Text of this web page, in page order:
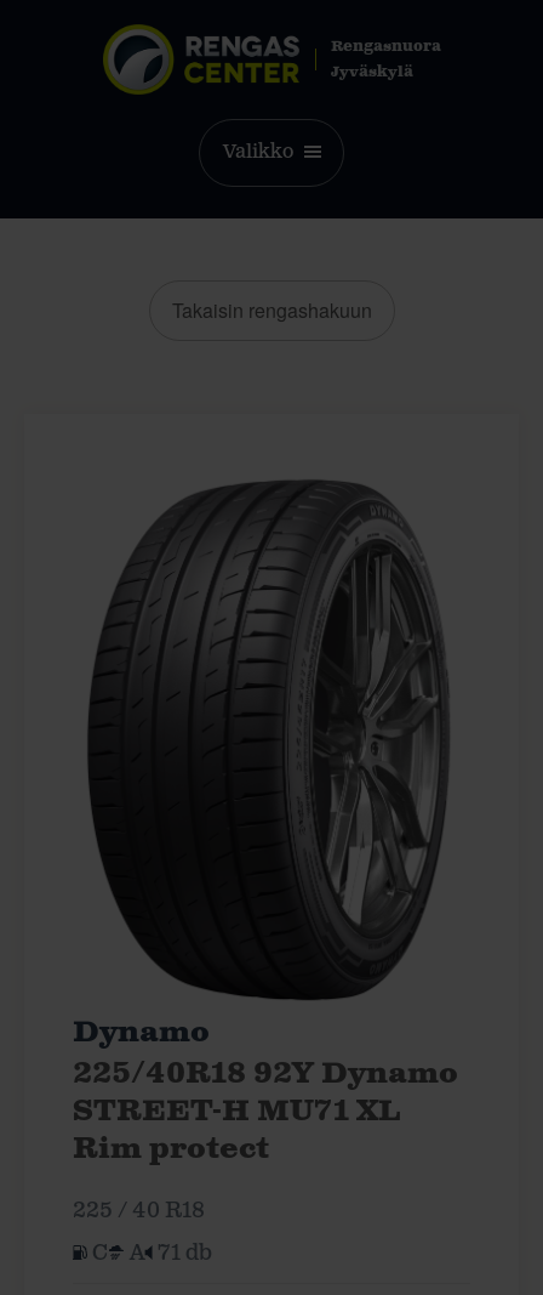
Rengasnuora
Jyväskylä
Valikko
Takaisin rengashakuun
Dynamo
225/40R18 92Y Dynamo
STREET-H MU71 XL
Rim protect
225 / 40 R18
C
A 71 db